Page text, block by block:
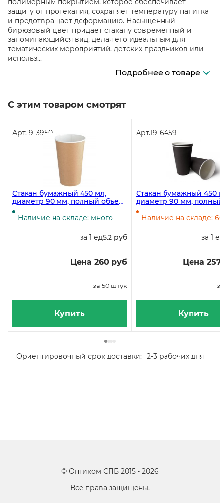
полимерным покрытием, которое обеспечивает
защиту от протекания, сохраняет температуру напитка
и предотвращает деформацию. Насыщенный
бирюзовый цвет придает стакану современный и
запоминающийся вид, делая его идеальным для
тематических мероприятий, детских праздников или
использ...
Подробнее о товаре
С этим товаром смотрят
Арт.19-3950
Стакан бумажный 450 мл,
диаметр 90 мм, полный объем
518 мл, крафт, 50 штук
Наличие на складе: много
за 1 ед5.2 руб
Цена 260 руб
за 50 штук
Купить
Арт.19-6459
Стакан бумажный 450
диаметр 90 мм,
530 мл, черный, 50
Наличие на складе:
за 1
Цена
Купить
Ориентировочный срок доставки: 2-3 рабочих дня
© Оптиком СПБ 2015 - 2026
Все права защищены.